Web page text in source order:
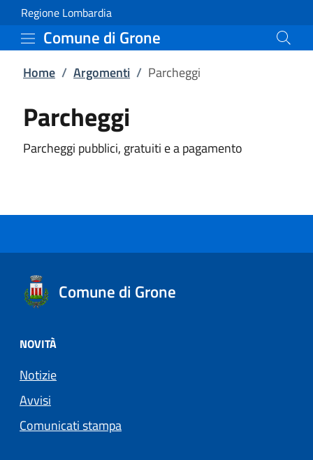
Vai al contenuto principale
Parcheggi | Comune di
Regione Lombardia
Comune di Grone
Home / Argomenti / Parcheggi
Parcheggi
Parcheggi pubblici, gratuiti e a pagamento
Comune di Grone
NOVITÀ
Notizie
Avvisi
Comunicati stampa